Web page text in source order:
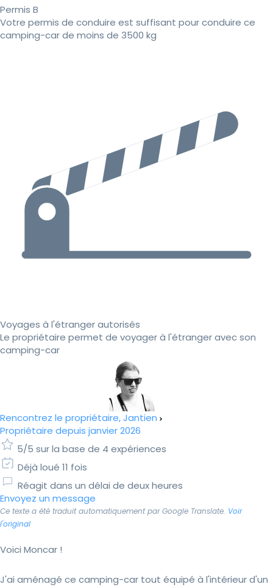
Permis B
Votre permis de conduire est suffisant pour conduire ce
camping-car de moins de 3500 kg
Voyages à l'étranger autorisés
Le propriétaire permet de voyager à l'étranger avec son
camping-car
Rencontrez le propriétaire, Jantien
Propriétaire depuis janvier 2026
5/5 sur la base de 4 expériences
Déjà loué 11 fois
Réagit dans un délai de deux heures
Envoyez un message
Ce texte a été traduit automatiquement par Google Translate. Voir
l'original
Voici Moncar !
J'ai aménagé ce camping-car tout équipé à l'intérieur d'un